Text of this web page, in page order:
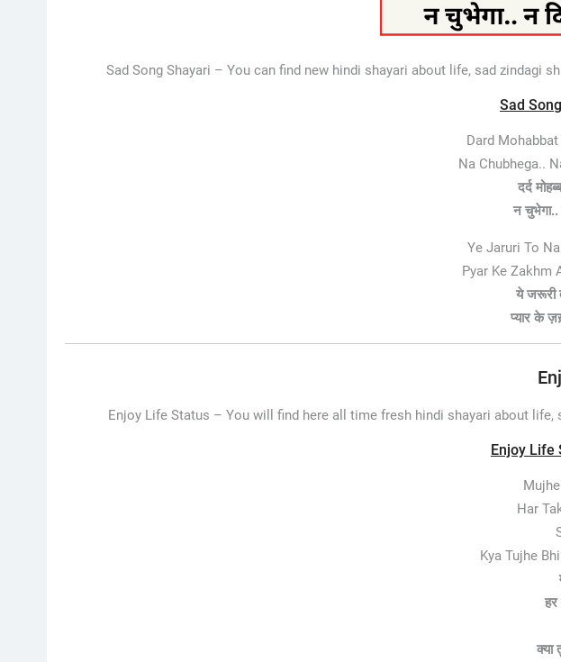
Sad Song Shayari – You can find new hindi shayari about life, sad zindagi
Sad
Dard
Na Chubhega..
दर्द
न चुभेगा..
Ye Jaruri To
Pyar Ke Zakhm
ये जरूरी
प्यार के
Enjoy Life Status – You will find here all time fresh hindi shayari about
Enjoy Life
Har
Kya Tujhe
हर
क्या